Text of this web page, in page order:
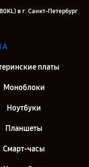
в г. Санкт-Петербург
платы
Моноблоки
Ноутбуки
Планшеты
Смарт-часы